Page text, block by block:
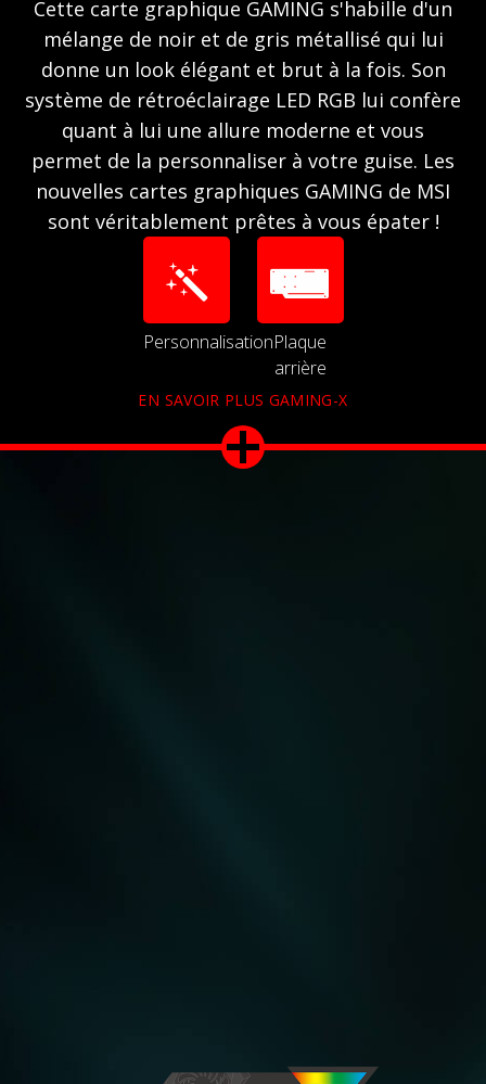
Cette carte graphique GAMING s'habille d'un
mélange de noir et de gris métallisé qui lui
donne un look élégant et brut à la fois. Son
système de rétroéclairage LED RGB lui confère
quant à lui une allure moderne et vous
permet de la personnaliser à votre guise. Les
nouvelles cartes graphiques GAMING de MSI
sont véritablement prêtes à vous épater !
PersonnalisationPlaque
arrière
EN SAVOIR PLUS GAMING-X